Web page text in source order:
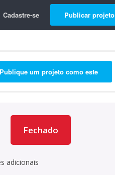
Cadastre-se Publicar projeto
Publique um projeto como este
Fechado
adicionais